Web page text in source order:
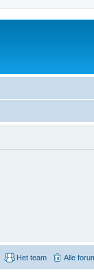
Alle
Het team